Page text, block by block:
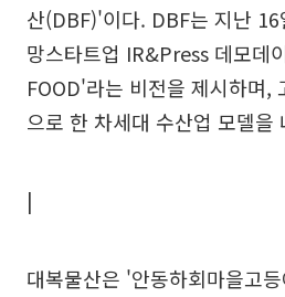
산(DBF)'이다. DBF는 지난
망스타트업 IR&Press 데모데
FOOD'라는 비전을 제시하며,
으로 한 차세대 수산업 모델을
|
대복물산은 '안동하회마을고